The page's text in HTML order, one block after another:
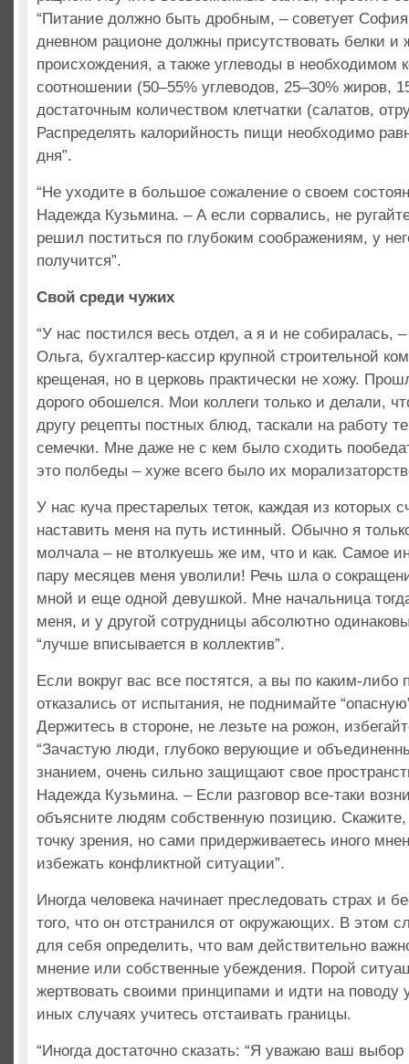
“Питание должно быть дробным, – советует
дневном рационе должны присутствовать белки и
происхождения, а также углеводы в необходимом
соотношении (50–55% углеводов, 25–30% жиров,
достаточным количеством клетчатки (салатов,
Распределять калорийность пищи необходимо
дня”.
“Не уходите в большое сожаление о своем
Надежда Кузьмина. – А если сорвались, не
решил поститься по глубоким соображениям, у
получится”.
Свой среди чужих
“У нас постился весь отдел, а я и не собиралась, –
Ольга, бухгалтер-кассир крупной строительной
крещеная, но в церковь практически не хожу.
дорого обошелся. Мои коллеги только и делали,
другу рецепты постных блюд, таскали на работу
семечки. Мне даже не с кем было сходить
это полбеды – хуже всего было их
У нас куча престарелых теток, каждая из которых
наставить меня на путь истинный. Обычно я
молчала – не втолкуешь же им, что и как. Самое
пару месяцев меня уволили! Речь шла о
мной и еще одной девушкой. Мне начальница
меня, и у другой сотрудницы абсолютно
“лучше вписывается в коллектив”.
Если вокруг вас все постятся, а вы по каким-либо
отказались от испытания, не поднимайте
Держитесь в стороне, не лезьте на рожон,
“Зачастую люди, глубоко верующие и
знанием, очень сильно защищают свое
Надежда Кузьмина. – Если разговор все-таки
объясните людям собственную позицию. Скажите,
точку зрения, но сами придерживаетесь иного
избежать конфликтной ситуации”.
Иногда человека начинает преследовать страх и
того, что он отстранился от окружающих. В этом
для себя определить, что вам действительно
мнение или собственные убеждения. Порой
жертвовать своими принципами и идти на поводу
иных случаях учитесь отстаивать границы.
“Иногда достаточно сказать: “Я уважаю ваш